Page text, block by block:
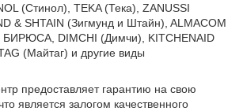
(Стинол), TEKA (Тека), ZANUSSI
& SHTAIN (Зигмунд и Штайн), ALMACOM
DIMCHI (Димчи), KITCHENAID
(Майтаг) и другие виды
предоставляет гарантию на свою
является залогом качественного